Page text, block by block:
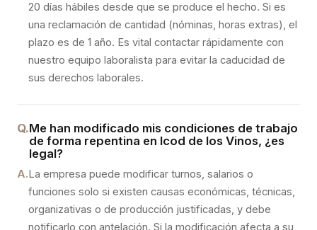
20 días hábiles desde que se produce el hecho. Si es
una reclamación de cantidad (nóminas, horas extras), el
plazo es de 1 año. Es vital contactar rápidamente con
nuestro equipo laboralista para evitar la caducidad de
sus derechos laborales.
Q.Me han modificado mis condiciones de trabajo
de forma repentina en Icod de los Vinos, ¿es
legal?
A. La empresa puede modificar turnos, salarios o
funciones solo si existen causas económicas, técnicas,
organizativas o de producción justificadas, y debe
notificarlo con antelación. Si la modificación afecta a su